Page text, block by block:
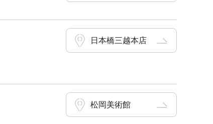
日本橋三越本店
松岡美術館